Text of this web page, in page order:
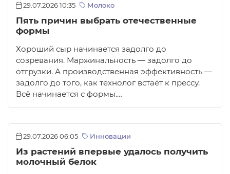
29.07.2026 10:35 Молоко
Пять причин выбрать отечественные
формы
Хороший сыр начинается задолго до
созревания. Маржинальность — задолго до
отгрузки. А производственная эффективность —
задолго до того, как технолог встаёт к прессу.
Всё начинается с формы.…
29.07.2026 06:05 Инновации
Из растений впервые удалось получить
молочный белок